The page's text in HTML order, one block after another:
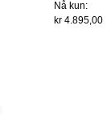
Nå kun:
kr 4.895,00